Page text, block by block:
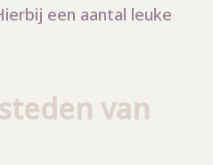
een aantal leuke
van